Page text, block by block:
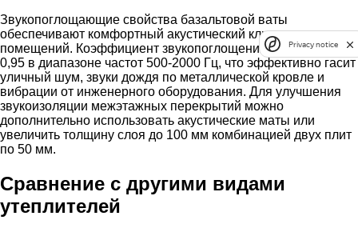
Звукопоглощающие свойства базальтовой ваты
обеспечивают комфортный акустический климат внутри
помещений. Коэффициент звукопоглощения достигает 0,9-
0,95 в диапазоне частот 500-2000 Гц, что эффективно гасит
уличный шум, звуки дождя по металлической кровле и
вибрации от инженерного оборудования. Для улучшения
звукоизоляции межэтажных перекрытий можно
дополнительно использовать акустические маты или
увеличить толщину слоя до 100 мм комбинацией двух плит
по 50 мм.
Сравнение с другими видами
утеплителей
Privacy notice